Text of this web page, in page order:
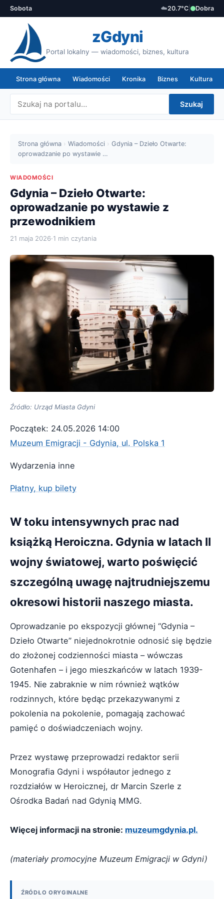
Sobota ☁️20.7°C Dobra
zGdyni
Portal lokalny — wiadomości, biznes, kultura
Strona główna Wiadomości Kronika Biznes Kultura
Szukaj
Strona główna › Wiadomości › Gdynia – Dzieło Otwarte:
oprowadzanie po wystawie …
WIADOMOŚCI
Gdynia – Dzieło Otwarte:
oprowadzanie po wystawie z
przewodnikiem
21 maja 2026·1 min czytania
Źródło: Urząd Miasta Gdyni
Początek: 24.05.2026 14:00
Muzeum Emigracji - Gdynia, ul. Polska 1
Wydarzenia inne
Płatny, kup bilety
W toku intensywnych prac nad
książką Heroiczna. Gdynia w latach II
wojny światowej, warto poświęcić
szczególną uwagę najtrudniejszemu
okresowi historii naszego miasta.
Oprowadzanie po ekspozycji głównej “Gdynia –
Dzieło Otwarte” niejednokrotnie odnosić się będzie
do złożonej codzienności miasta – wówczas
Gotenhafen – i jego mieszkańców w latach 1939-
1945. Nie zabraknie w nim również wątków
rodzinnych, które będąc przekazywanymi z
pokolenia na pokolenie, pomagają zachować
pamięć o doświadczeniach wojny.
Przez wystawę przeprowadzi redaktor serii
Monografia Gdyni i współautor jednego z
rozdziałów w Heroicznej, dr Marcin Szerle z
Ośrodka Badań nad Gdynią MMG.
Więcej informacji na stronie: muzeumgdynia.pl.
(materiały promocyjne Muzeum Emigracji w Gdyni)
ŹRÓDŁO ORYGINALNE